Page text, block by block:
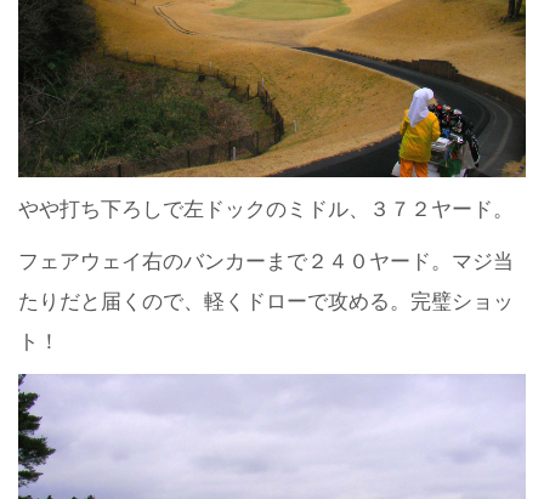
やや打ち下ろしで左ドックのミドル、３７２ヤード。
フェアウェイ右のバンカーまで２４０ヤード。マジ当
たりだと届くので、軽くドローで攻める。完璧ショッ
ト！